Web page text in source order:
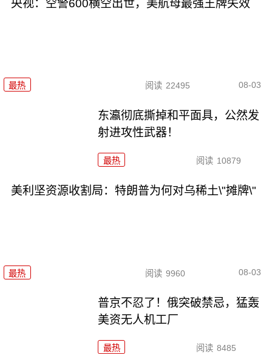
央视：空警600横空出世，美航母最强王牌失效
最热 阅读 22495 08-03
东瀛彻底撕掉和平面具，公然发
射进攻性武器！
最热 阅读 10879
美利坚资源收割局：特朗普为何对乌稀土\"摊牌\"
最热 阅读 9960 08-03
普京不忍了！俄突破禁忌，猛轰
美资无人机工厂
最热 阅读 8485